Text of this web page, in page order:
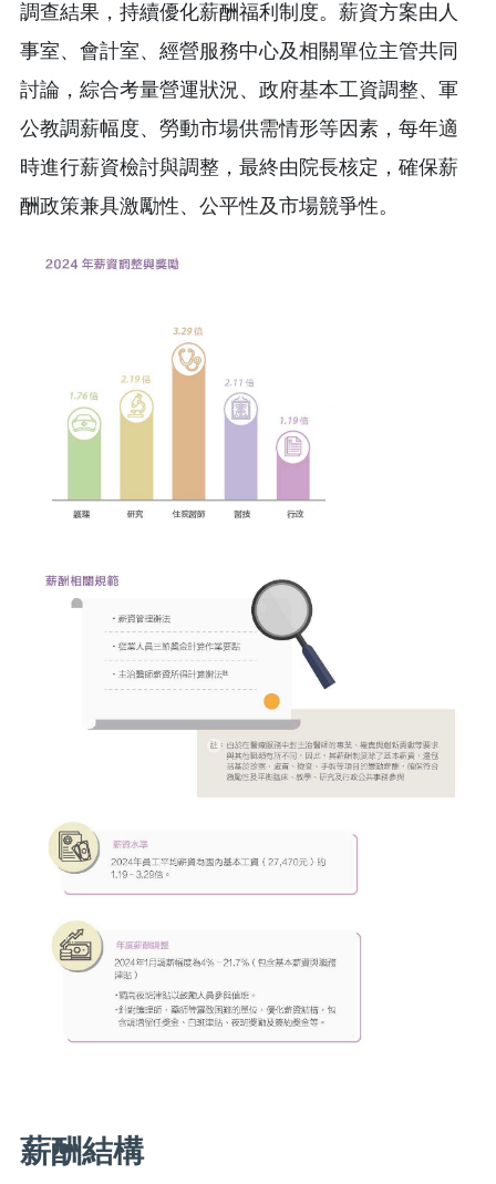
調查結果，持續優化薪酬福利制度。薪資方案由人
事室、會計室、經營服務中心及相關單位主管共同
討論，綜合考量營運狀況、政府基本工資調整、軍
公教調薪幅度、勞動市場供需情形等因素，每年適
時進行薪資檢討與調整，最終由院長核定，確保薪
酬政策兼具激勵性、公平性及市場競爭性。
薪酬結構